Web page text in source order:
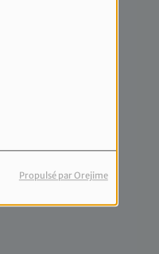
Propulsé par Orejime